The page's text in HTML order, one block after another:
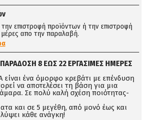
επιστροφή προϊόντων ή την επιστροφή
απο την παραλαβή.
ΠΑΡΑΔΟΣΗ 8 ΕΩΣ 22 ΕΡΓΑΣΙΜΕΣ ΗΜΕΡΕΣ
είναι ένα όμορφο κρεβάτι με επένδυση
να αποτελέσει τη βάση για μια
Σε πολύ καλή σχέση ποιότητας-
και σε 5 μεγέθη, από μονό έως και
κάθε ανάγκη!